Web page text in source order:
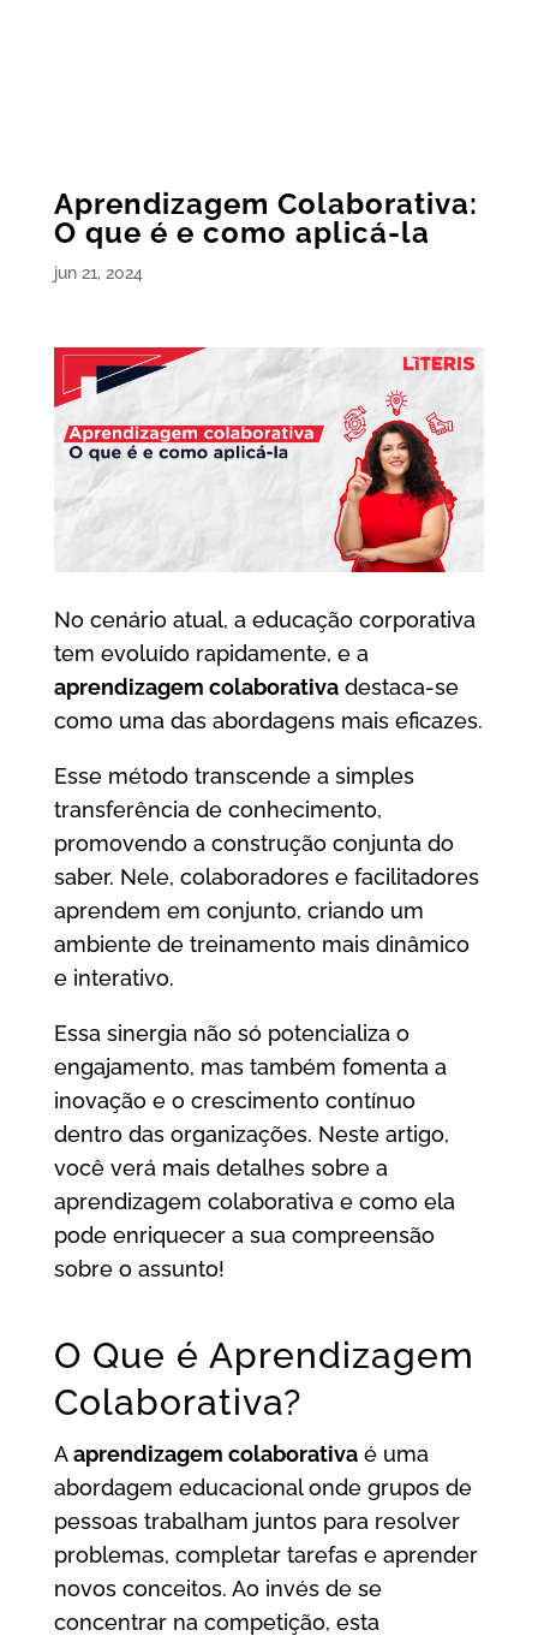
Aprendizagem Colaborativa:
O que é e como aplicá-la
jun 21, 2024
No cenário atual, a educação corporativa
tem evoluído rapidamente, e a
aprendizagem colaborativadestaca-se
como uma das abordagens mais eficazes.
Esse método transcende a simples
transferência de conhecimento,
promovendo a construção conjunta do
saber. Nele, colaboradores e facilitadores
aprendem em conjunto, criando um
ambiente de treinamento mais dinâmico
e interativo.
Essa sinergia não só potencializa o
engajamento, mas também fomenta a
inovação e o crescimento contínuo
dentro das organizações. Neste artigo,
você verá mais detalhes sobre a
aprendizagem colaborativa e como ela
pode enriquecer a sua compreensão
sobre o assunto!
O Que é Aprendizagem
Colaborativa?
Aaprendizagem colaborativaé uma
abordagem educacional onde grupos de
pessoas trabalham juntos para resolver
problemas, completar tarefas e aprender
novos conceitos. Ao invés de se
concentrar na competição, esta